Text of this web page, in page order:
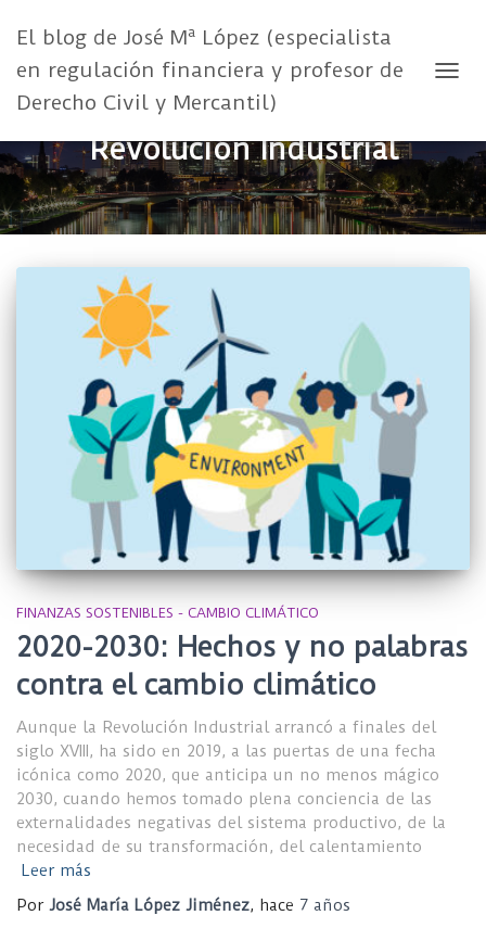
El blog de José Mª López (especialista
en regulación financiera y profesor de
Derecho Civil y Mercantil)
Revolución Industrial
FINANZAS SOSTENIBLES - CAMBIO CLIMÁTICO
2020-2030: Hechos y no palabras
contra el cambio climático
Aunque la Revolución Industrial arrancó a finales del
siglo XVIII, ha sido en 2019, a las puertas de una fecha
icónica como 2020, que anticipa un no menos mágico
2030, cuando hemos tomado plena conciencia de las
externalidades negativas del sistema productivo, de la
necesidad de su transformación, del calentamiento
Leer más
Por José María López Jiménez, hace 7 años